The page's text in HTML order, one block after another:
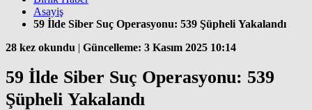
Asayiş
59 İlde Siber Suç Operasyonu: 539 Şüpheli Yakalandı
28 kez okundu | Güncelleme: 3 Kasım 2025 10:14
59 İlde Siber Suç Operasyonu: 539
Şüpheli Yakalandı